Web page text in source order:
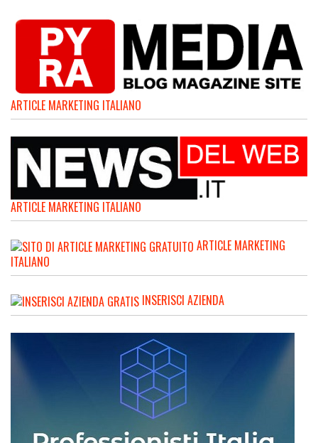
ARTICLE MARKETING ITALIANO
ARTICLE MARKETING ITALIANO
ARTICLE MARKETING
ITALIANO
INSERISCI AZIENDA